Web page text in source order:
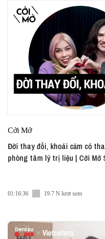
Cởi Mở
Đời thay đổi, khoái cảm có
phòng tâm lý trị liệu | Cởi Mở
01:16:36 19.7 N lượt xem